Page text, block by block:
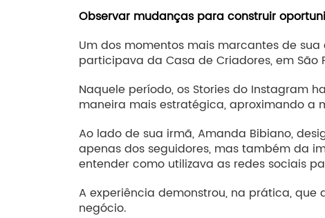
Observar mudanças para construir
Um dos momentos mais marcantes de
participava da Casa de Criadores, em São
Naquele período, os Stories do Instagram
maneira mais estratégica, aproximando a
Ao lado de sua irmã, Amanda Bibiano,
apenas dos seguidores, mas também da
entender como utilizava as redes sociais
A experiência demonstrou, na prática,
negócio.